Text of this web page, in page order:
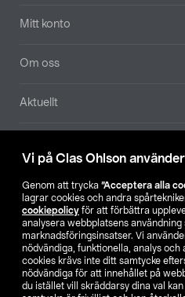
Vi på Clas Ohlson
Genom att trycka ”Acceptera alla
lagrar cookies och andra
cookiepolicy för att förbättra
analysera webbplatsens användning
marknadsföringsinsatser. Vi
nödvändiga, funktionella, analys och
cookies krävs inte ditt samtycke
nödvändiga för att innehållet på
du istället vill skräddarsy dina val
Mitt konto
Om oss
Aktuellt
SE NO